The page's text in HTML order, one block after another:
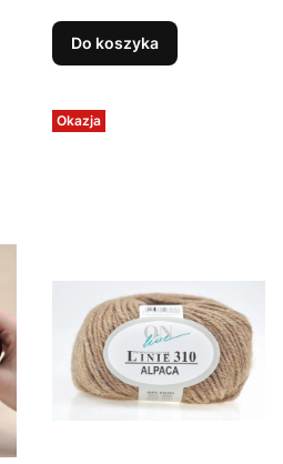
Do koszyka
Okazja